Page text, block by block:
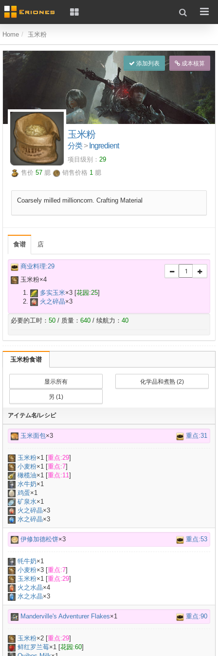
Home 玉米粉
添加列表 成本核算
玉米粉
分类> Ingredient
项目级别： 29
售价 57 腮 销售价格 1 腮
Coarsely milled millioncorn. Crafting Material
食谱 店
商业料理:29
玉米粉×4
多实玉米×3 [花园:25]
火之碎晶×3
必要的工时： 50 / 质量： 640 / 续航力： 40
玉米粉食谱
显示所有 化学品和煮熟 (2)
另 (1)
アイテム名/レシピ
玉米面包×3 重点:31
玉米粉×1 [重点:29]
小麦粉×1 [重点:7]
橄榄油×1 [重点:11]
水牛奶×1
鸡蛋×1
矿泉水×1
火之碎晶×3
水之碎晶×3
伊修加德松饼×3 重点:53
牦牛奶×1
小麦粉×3 [重点:7]
玉米粉×1 [重点:29]
火之水晶×4
水之水晶×3
Manderville's Adventurer Flakes×1 重点:90
玉米粉×2 [重点:29]
鲜红罗兰莓×1 [花园:60]